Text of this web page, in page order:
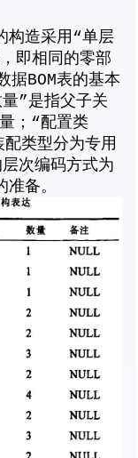
构造采用“单层
即相同的零部
据BOM表的基本
”是指父子关
；“配置类
类型分为专用
次编码方式为
备。